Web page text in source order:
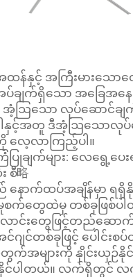
န်နှင့် အကြီးမားသောလှ
ျက်ရှိသော အခြေအနေ
ဩသော လုပ်ဆောင်ချက်
ါနှင့်အတူ ဒီအံ့ဩသောလုပ်
လေ့လာကြည့်ပါ။
ြံပြုချက်များ: လေရွေ့ပ
စီ略
နောက်ထပ်အချိန်မှာ ရရှိ
စက်တွေထဲမှ တစ်ခုဖြစ်ပါ
င်းတွေဖြင့်တည်ဆောက်ထာ
ျင်တစ်ခုဖြင့် ပေါင်း
က်အများကို နှိုင်းယှဉ်
းနိုင်ပါတယ်။ လက်ရှိတွင်